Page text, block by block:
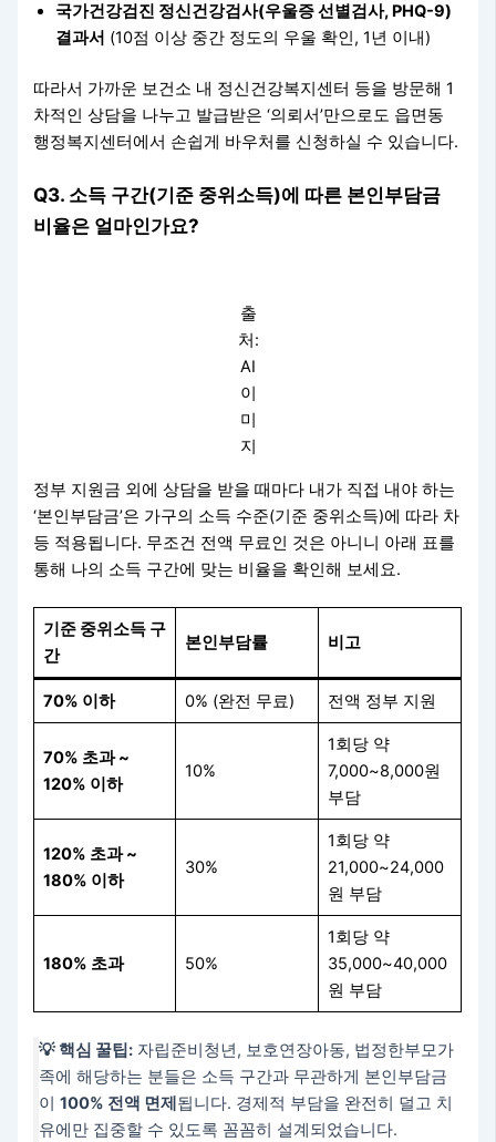
국가건강검진 정신건강검사(우울증 선별검사, PHQ-9)
결과서 (10점 이상 중간 정도의 우울 확인, 1년 이내)
따라서 가까운 보건소 내 정신건강복지센터 등을 방문해 1
차적인 상담을 나누고 발급받은 ‘의뢰서’만으로도 읍면동
행정복지센터에서 손쉽게 바우처를 신청하실 수 있습니다.
Q3. 소득 구간(기준 중위소득)에 따른 본인부담금
비율은 얼마인가요?
출
처:
AI
이
미
지
정부 지원금 외에 상담을 받을 때마다 내가 직접 내야 하는
‘본인부담금’은 가구의 소득 수준(기준 중위소득)에 따라 차
등 적용됩니다. 무조건 전액 무료인 것은 아니니 아래 표를
통해 나의 소득 구간에 맞는 비율을 확인해 보세요.
기준 중위소득 구
간
본인부담률 비고
70% 이하 0% (완전 무료) 전액 정부 지원
70% 초과 ~
120% 이하
10%
1회당 약
7,000~8,000원
부담
120% 초과 ~
180% 이하
30%
1회당 약
21,000~24,000
원 부담
180% 초과 50%
1회당 약
35,000~40,000
원 부담
💡 핵심 꿀팁: 자립준비청년, 보호연장아동, 법정한부모가
족에 해당하는 분들은 소득 구간과 무관하게 본인부담금
이100% 전액 면제됩니다. 경제적 부담을 완전히 덜고 치
유에만 집중할 수 있도록 꼼꼼히 설계되었습니다.